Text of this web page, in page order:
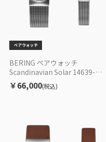
BERING ペアウォッチ
Scandinavian Solar 14639-
009/14627-009 ソーラー EC限定
セット
￥66,000(税込)